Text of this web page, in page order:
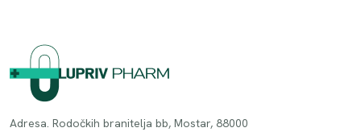
Adresa. Rodočkih branitelja bb, Mostar, 88000